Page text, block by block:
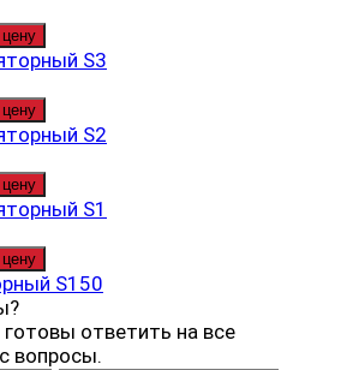
S3
S2
S1
S150
ответить на все
вопросы.